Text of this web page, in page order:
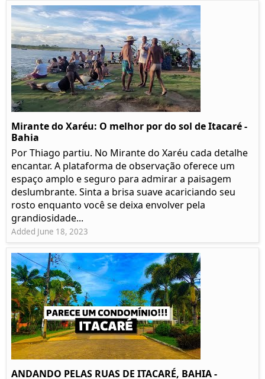
Mirante do Xaréu: O melhor por do sol de Itacaré -
Bahia
Por Thiago partiu. No Mirante do Xaréu cada detalhe
encantar. A plataforma de observação oferece um
espaço amplo e seguro para admirar a paisagem
deslumbrante. Sinta a brisa suave acariciando seu
rosto enquanto você se deixa envolver pela
grandiosidade...
Added June 18, 2023
ANDANDO PELAS RUAS DE ITACARÉ, BAHIA -